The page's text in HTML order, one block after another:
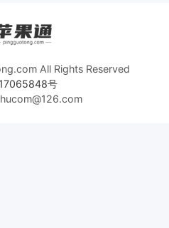
All Rights Reserved
号